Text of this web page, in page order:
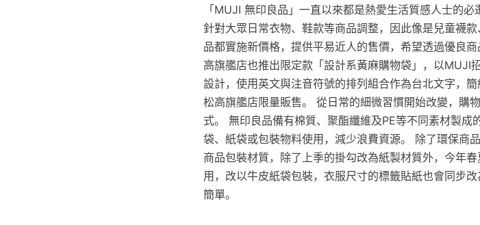
「MUJI 無印良品」一直以來都是熱愛生活質感人士的
針對大眾日常衣物、鞋款等商品調整，因此像是兒童襪
品都實施新價格，提供平易近人的售價，希望透過優良
高旗艦店也推出限定款「設計系黃麻購物袋」，以MUJI
設計，使用英文與注音符號的排列組合作為台北文字，
松高旗艦店限量販售。 從日常的細微習慣開始改變，購
式。 無印良品備有棉質、聚酯纖維及PE等不同素材製成
袋、紙袋或包裝物料使用，減少浪費資源。 除了環保商
商品包裝材質，除了上季的掛勾改為紙製材質外，今年
用，改以牛皮紙袋包裝，衣服尺寸的標籤貼紙也會同步
簡單。